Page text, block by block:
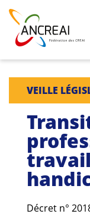
Skip
content
ANCREAI
À propos
Journées
Formations
Projets
VEILLE
Décret n°